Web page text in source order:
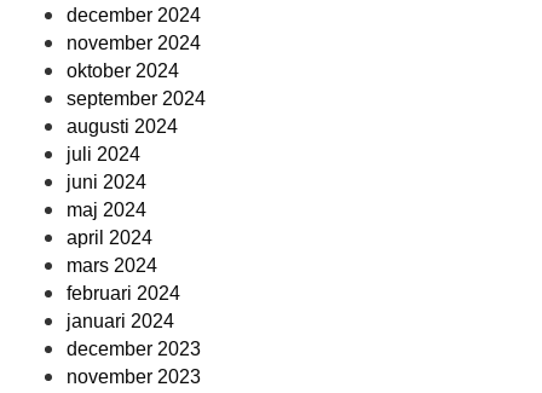
december 2024
november 2024
oktober 2024
september 2024
augusti 2024
juli 2024
juni 2024
maj 2024
april 2024
mars 2024
februari 2024
januari 2024
december 2023
november 2023